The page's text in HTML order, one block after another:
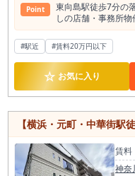
Point
東向島駅徒歩7分の
しの店舗・事務所
がら、一括利用が
として活用できる点
ン、アトリエ、物販
の拠点としておす
り、日々の業務を
から徒歩圏内でア
適した立地。 賃料
立を検討されてい
ながら自由度の高い
りにご活用いただけ
#駅近 #賃料20万円以下
☆ お気に入り
賃料
神奈